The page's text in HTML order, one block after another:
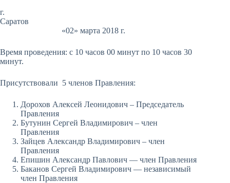
г.
Саратов
«02» марта 2018 г.
Время проведения: с 10 часов 00 минут по 10 часов 30
минут.
Присутствовали 5 членов Правления:
Дорохов Алексей Леонидович – Председатель
Правления
Бутунин Сергей Владимирович – член
Правления
Зайцев Александр Владимирович – член
Правления
Епишин Александр Павлович — член Правления
Баканов Сергей Владимирович — независимый
член Правления